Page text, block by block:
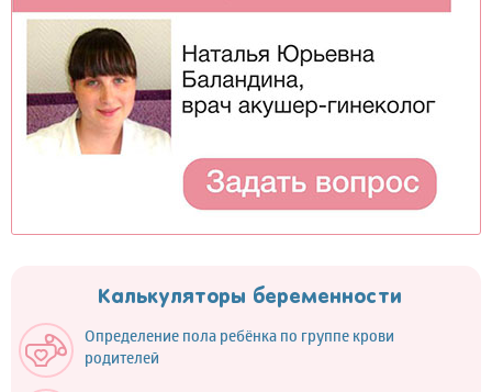
Калькуляторы беременности
Определение пола ребёнка по группе крови
родителей